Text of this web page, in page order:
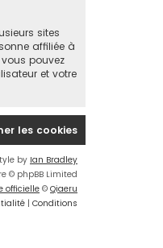
sites
affiliée à
pouvez
et votre
les cookies
by Ian Bradley
© phpBB Limited
officielle © Qiaeru
| Conditions